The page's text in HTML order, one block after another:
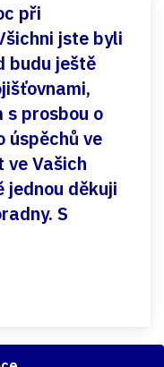
při
jste byli
budu ještě
s prosbou o
úspěchů ve
ve Vašich
jednou děkuji
S